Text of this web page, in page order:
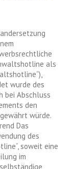
als
wurde des
bei Abschluss
den
würde.
Das
des
soweit eine
im